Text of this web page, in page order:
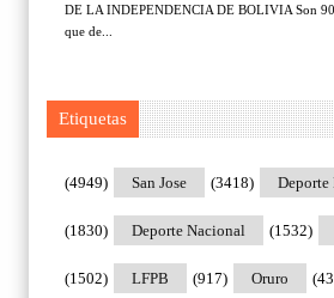
DE LA INDEPENDENCIA DE BOLIVIA Son 90
que de...
Etiquetas
San Jose
(4949) Deporte
(3418)
Deporte Nacional
(1830) (1532)
LFPB
(1502) Oruro
(917)